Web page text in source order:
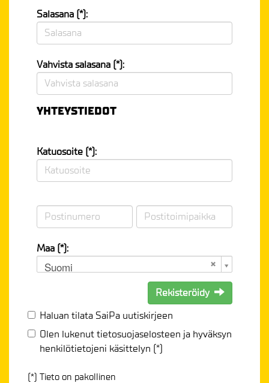
Salasana (*):
Vahvista salasana (*):
YHTEYSTIEDOT
Katuosoite (*):
Maa (*):
Suomi
Rekisteröidy
Haluan tilata SaiPa uutiskirjeen
Olen lukenuttietosuojaselosteen ja hyväksyn
henkilötietojeni käsittelyn (*)
(*) Tieto on pakollinen